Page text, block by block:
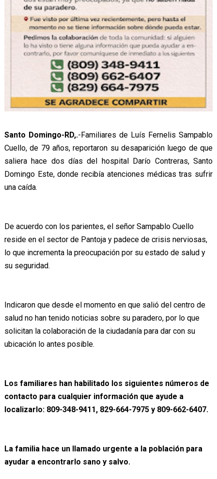
Santo Domingo-RD,.-Familiares de Luís Fernelis Sampablo
Cuello, de 79 años, reportaron su desaparición luego de que
saliera hace dos días del hospital Darío Contreras, Santo
Domingo Este, donde recibía atenciones médicas tras sufrir
una caída.
De acuerdo con los parientes, el señor Sampablo Cuello
reside en el sector de Pantoja y padece de crisis nerviosas,
lo que incrementa la preocupación por su estado de salud y
su seguridad.
Indicaron que desde el momento en que salió del centro de
salud no han tenido noticias sobre su paradero, por lo que
solicitan la colaboración de la ciudadanía para dar con su
ubicación lo antes posible.
Los familiares han habilitado los siguientes números de
contacto para cualquier información que ayude a
localizarlo: 809-348-9411, 829-664-7975 y 809-662-6407.
La familia hace un llamado urgente a la población para
ayudar a encontrarlo sano y salvo.